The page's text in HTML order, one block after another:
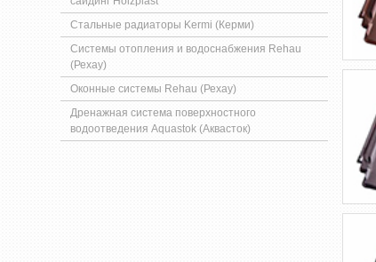
Стальные радиаторы Kermi (Керми)
Системы отопления и водоснабжения Rehau
(Рехау)
Оконные системы Rehau (Рехау)
Дренажная система поверхностного
водоотведения Aquastok (Аквасток)